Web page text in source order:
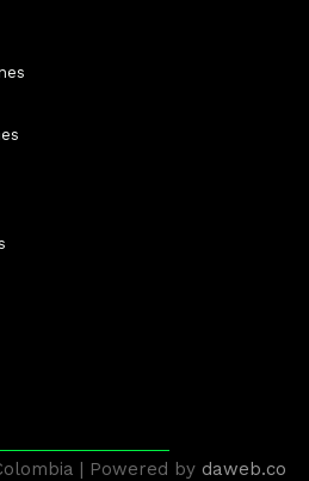
| Powered by daweb.co